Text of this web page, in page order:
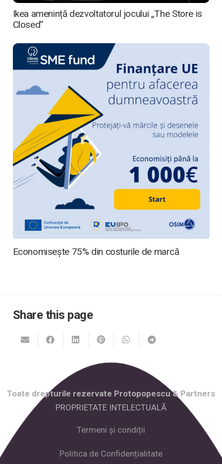
Ikea amenință dezvoltatorul jocului „The Store is
Closed”
Economisește 75% din costurile de marcă
Share this page
Toate drepturile rezervate Protopopescu & Partners
PROPRIETATE INTELECTUALĂ
Termeni și condiții
Politica de Confidențialitate